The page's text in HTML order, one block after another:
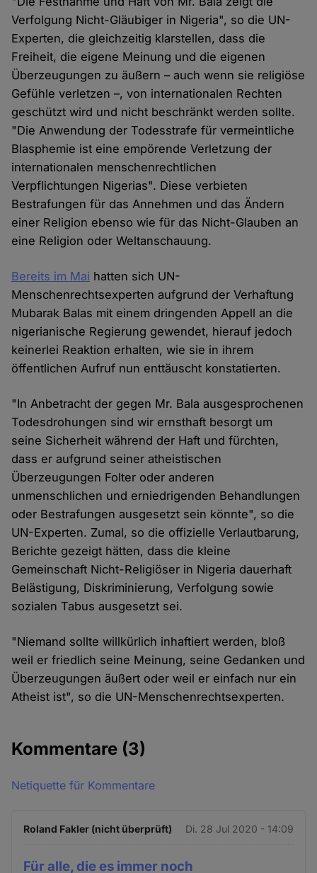
Verfolgung Nicht-Gläubiger in Nigeria", so die UN-
Experten, die gleichzeitig klarstellen, dass die
Freiheit, die eigene Meinung und die eigenen
Überzeugungen zu äußern – auch wenn sie religiöse
Gefühle verletzen –, von internationalen Rechten
geschützt wird und nicht beschränkt werden sollte.
"Die Anwendung der Todesstrafe für vermeintliche
Blasphemie ist eine empörende Verletzung der
internationalen menschenrechtlichen
Verpflichtungen Nigerias". Diese verbieten
Bestrafungen für das Annehmen und das Ändern
einer Religion ebenso wie für das Nicht-Glauben an
eine Religion oder Weltanschauung.
Bereits im Mai hatten sich UN-
Menschenrechtsexperten aufgrund der Verhaftung
Mubarak Balas mit einem dringenden Appell an die
nigerianische Regierung gewendet, hierauf jedoch
keinerlei Reaktion erhalten, wie sie in ihrem
öffentlichen Aufruf nun enttäuscht konstatierten.
"In Anbetracht der gegen Mr. Bala ausgesprochenen
Todesdrohungen sind wir ernsthaft besorgt um
seine Sicherheit während der Haft und fürchten,
dass er aufgrund seiner atheistischen
Überzeugungen Folter oder anderen
unmenschlichen und erniedrigenden Behandlungen
oder Bestrafungen ausgesetzt sein könnte", so die
UN-Experten. Zumal, so die offizielle Verlautbarung,
Berichte gezeigt hätten, dass die kleine
Gemeinschaft Nicht-Religiöser in Nigeria dauerhaft
Belästigung, Diskriminierung, Verfolgung sowie
sozialen Tabus ausgesetzt sei.
"Niemand sollte willkürlich inhaftiert werden, bloß
weil er friedlich seine Meinung, seine Gedanken und
Überzeugungen äußert oder weil er einfach nur ein
Atheist ist", so die UN-Menschenrechtsexperten.
Kommentare (3)
Netiquette für Kommentare
Roland Fakler (nicht überprüft) Di. 28 Jul 2020 - 14:09
Für alle, die es immer noch